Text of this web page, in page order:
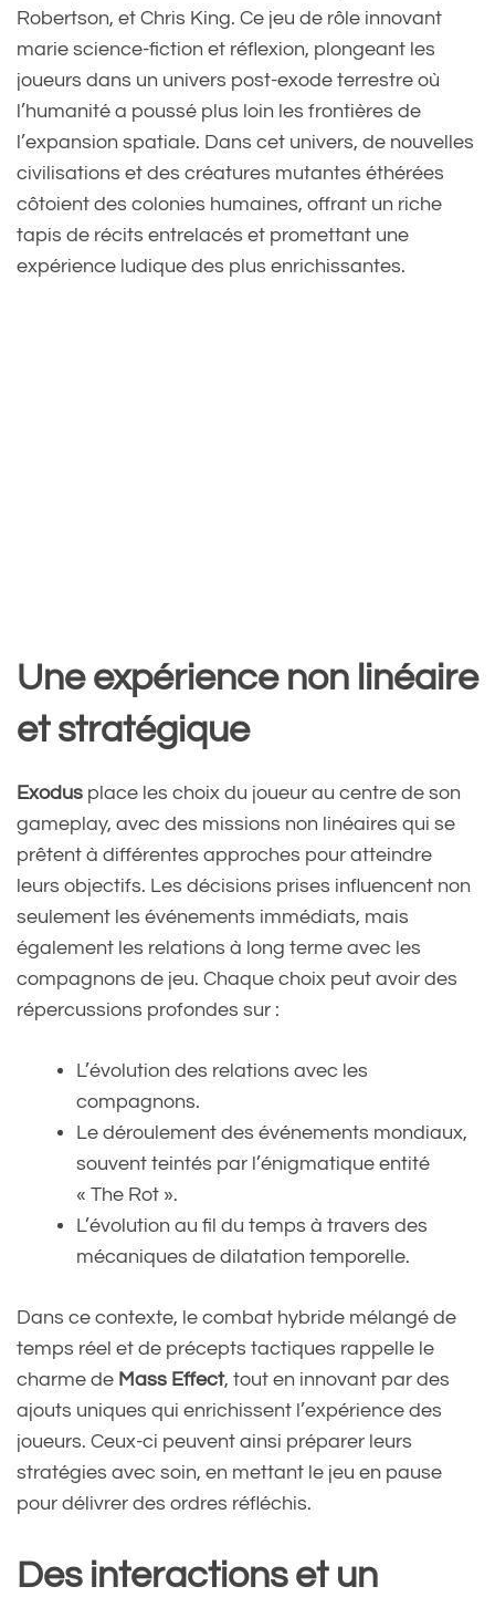
Robertson, et Chris King. Ce jeu de rôle innovant
marie science-fiction et réflexion, plongeant les
joueurs dans un univers post-exode terrestre où
l’humanité a poussé plus loin les frontières de
l’expansion spatiale. Dans cet univers, de nouvelles
civilisations et des créatures mutantes éthérées
côtoient des colonies humaines, offrant un riche
tapis de récits entrelacés et promettant une
expérience ludique des plus enrichissantes.
Une expérience non linéaire
et stratégique
Exodus place les choix du joueur au centre de son
gameplay, avec des missions non linéaires qui se
prêtent à différentes approches pour atteindre
leurs objectifs. Les décisions prises influencent non
seulement les événements immédiats, mais
également les relations à long terme avec les
compagnons de jeu. Chaque choix peut avoir des
répercussions profondes sur :
L’évolution des relations avec les
compagnons.
Le déroulement des événements mondiaux,
souvent teintés par l’énigmatique entité
« The Rot ».
L’évolution au fil du temps à travers des
mécaniques de dilatation temporelle.
Dans ce contexte, le combat hybride mélangé de
temps réel et de précepts tactiques rappelle le
charme de Mass Effect, tout en innovant par des
ajouts uniques qui enrichissent l’expérience des
joueurs. Ceux-ci peuvent ainsi préparer leurs
stratégies avec soin, en mettant le jeu en pause
pour délivrer des ordres réfléchis.
Des interactions et un